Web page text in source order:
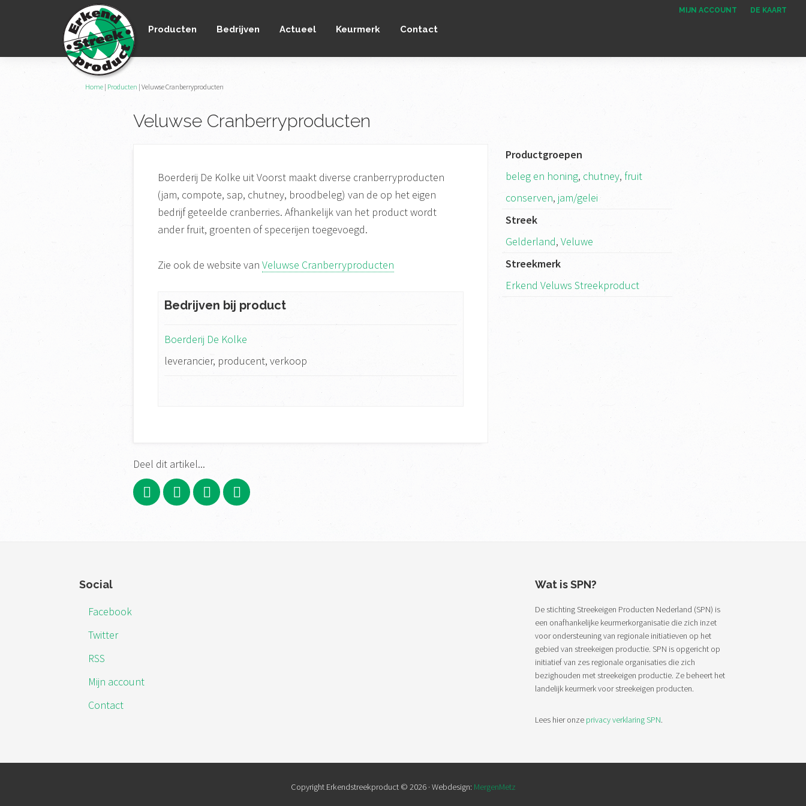
hoofdnavigatie
hoofd
voettekst
MIJN ACCOUNT DE KAART
Erkend
Streekproduct
keurmerk
streekproducten
Producten Bedrijven Actueel Keurmerk Contact
Home | Producten | Veluwse Cranberryproducten
Veluwse Cranberryproducten
Boerderij De Kolke uit Voorst maakt diverse cranberryproducten
(jam, compote, sap, chutney, broodbeleg) van de op het eigen
bedrijf geteelde cranberries. Afhankelijk van het product wordt
ander fruit, groenten of specerijen toegevoegd.
Zie ook de website van Veluwse Cranberryproducten
Bedrijven bij product
Boerderij De Kolke
leverancier, producent, verkoop
Productgroepen
beleg en honing, chutney, fruit
conserven, jam/gelei
Streek
Gelderland,Veluwe
Streekmerk
Erkend Veluws Streekproduct
Deel dit artikel...
Social
Facebook
Twitter
RSS
Mijn account
Contact
Wat is SPN?
De stichting Streekeigen Producten Nederland (SPN) is
een onafhankelijke keurmerkorganisatie die zich inzet
voor ondersteuning van regionale initiatieven op het
gebied van streekeigen productie. SPN is opgericht op
initiatief van zes regionale organisaties die zich
bezighouden met streekeigen productie. Ze beheert het
landelijk keurmerk voor streekeigen producten.
Lees hier onze privacy verklaring SPN.
Copyright Erkendstreekproduct © 2026 · Webdesign: MergenMetz